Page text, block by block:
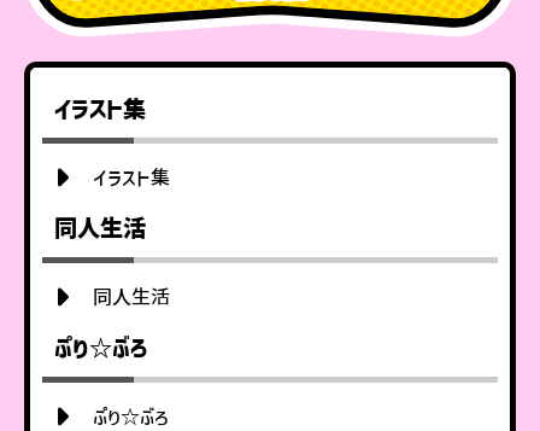
イラスト集
イラスト集
同人生活
同人生活
ぷり☆ぶろ
ぷり☆ぶろ